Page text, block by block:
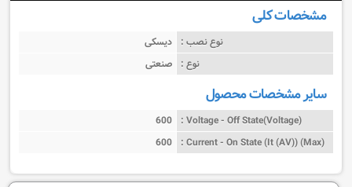
مشخصات کلی
نوع نصب : دیسکی
نوع : صنعتی
سایر مشخصات محصول
Voltage - Off State(Voltage) :
600
Current - On State (It (AV)) (Max) :
600